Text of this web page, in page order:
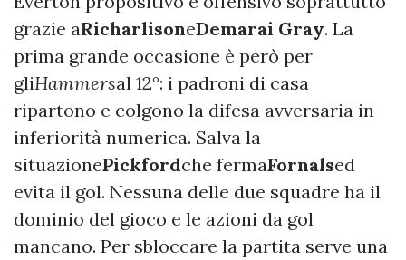
grazie aRicharlisoneDemarai Gray. La
prima grande occasione è però per
gliHammersal 12°: i padroni di casa
ripartono e colgono la difesa avversaria in
inferiorità numerica. Salva la
situazionePickfordche fermaFornalsed
evita il gol. Nessuna delle due squadre ha il
dominio del gioco e le azioni da gol
mancano. Per sbloccare la partita serve una